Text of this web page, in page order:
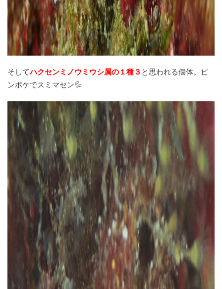
そしてハクセンミノウミウシ属の１種３ と思われる個体。ピ
ンボケでスミマセン💦